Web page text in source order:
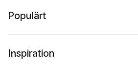
Populärt
Inspiration